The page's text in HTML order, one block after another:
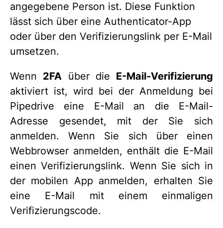
angegebene Person ist. Diese Funktion
lässt sich über eine Authenticator-App
oder über den Verifizierungslink per E-Mail
umsetzen.
Wenn 2FA über die E-Mail-Verifizierung
aktiviert ist, wird bei der Anmeldung bei
Pipedrive eine E-Mail an die E-Mail-
Adresse gesendet, mit der Sie sich
anmelden. Wenn Sie sich über einen
Webbrowser anmelden, enthält die E-Mail
einen Verifizierungslink. Wenn Sie sich in
der mobilen App anmelden, erhalten Sie
eine E-Mail mit einem einmaligen
Verifizierungscode.